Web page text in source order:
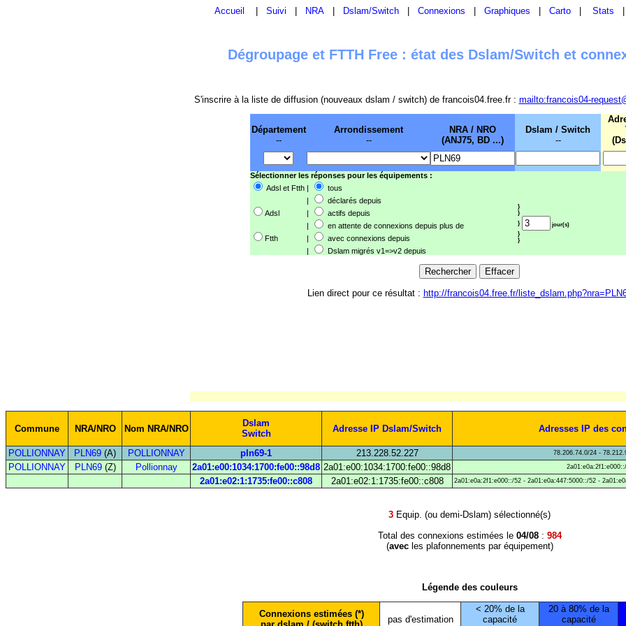
Accueil Suivi NRA Dslam/Switch Connexions Graphiques Carto Stats
Dégroupage et FTTH Free : état des Dslam/Switch et
S'inscrire à la liste de diffusion (nouveaux dslam / switch) de francois04.free.fr : mailto:francois04-
Département
--
Arrondissement
--
NRA / NRO
(ANJ75, BD ...)
Dslam / Switch
--
Sélectionner les réponses pour les équipements :
Adsl et Ftth |
tous
|
déclarés depuis
}
}
}
jour(s)
}
}
Adsl |
actifs depuis
|
en attente de connexions depuis plus de
Ftth
|
avec connexions depuis
|
Dslam migrés v1=>v2 depuis
Lien direct pour ce résultat : http://francois04.free.fr/
Commune NRA/NRO Nom NRA/NRO
Dslam
Switch
Adresse IP Dslam/Switch Adresses IP des
POLLIONNAY
PLN69 (A) POLLIONNAY pln69-1 213.228.52.227 78.206.74.0/24 -
POLLIONNAY PLN69(Z) Pollionnay 2a01:e00:1034:1700:fe00::98d8 2a01:e00:1034:1700:fe00::98d8
2a01:e02:1:1735:fe00::c808 2a01:e02:1:1735:fe00::c808 2a01:e0a:2f1:e000::/52 - 2a01:e0a:447:5000::/52 -
3 Equip. (ou demi-Dslam) sélectionné(s)
Total des connexions estimées le 04/08: 984
(avecles plafonnements par équipement)
Légende des couleurs
Connexions estimées (*)
pas d'estimation
< 20% de la
capacité
20 à 80% de la
capacité